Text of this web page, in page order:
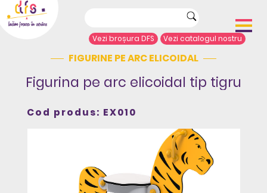
Vezi broșura DFS Vezi catalogul nostru
Acasă
Despre noi
Portofoliu proiecte
Echipamente de joacă
Arhitecți/Proiectanți
FIGURINE PE ARC ELICOIDAL
Figurina pe arc elicoidal tip tigru
Cod produs: EX010